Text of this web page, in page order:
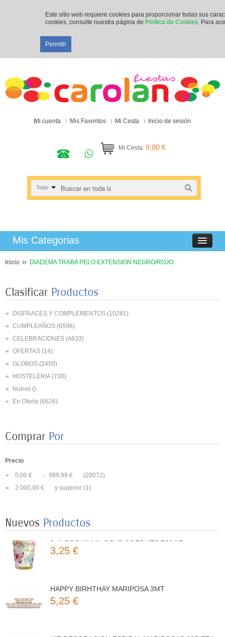
Este sitio web requiere cookies para proporcionar todas sus
cookies, consulte nuestra página de Política de Cookies. Para
Permitir
Mi cuenta Mis Favoritos Mi Cesta Inicio de sesión
Mi Cesta: 0,00 €
Todo
Mis Categorias
Inicio DIADEMA TRABA PELO EXTENSION NEGRO/ROJO
Clasificar Productos
DISFRACES Y COMPLEMENTOS (10281)
CUMPLEAÑOS (6596)
CELEBRACIONES (4633)
OFERTAS (14)
GLOBOS (2400)
HOSTELERIA(730)
Nuevo ()
En Oferta (6626)
Comprar Por
Precio
0,00 € - 999,99 €
(20072)
2.000,00 €
y superior (1)
Nuevos Productos
8 PLATOS MARIPOSAS COLORES 23CM
3,50 €
8 VASOS MARIPOSAS COLORES 250ML
3,25 €
5,25 €